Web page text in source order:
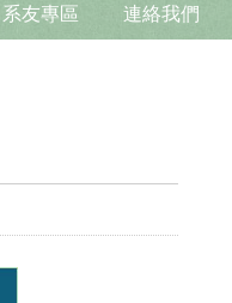
系友專區 連絡我們